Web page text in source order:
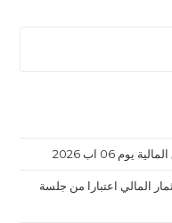
06 اب 2026
المالي اعتبارا من جلسة